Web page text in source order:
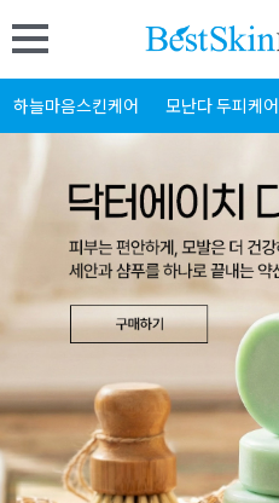
하늘마음스킨케어 모난다 두피케어